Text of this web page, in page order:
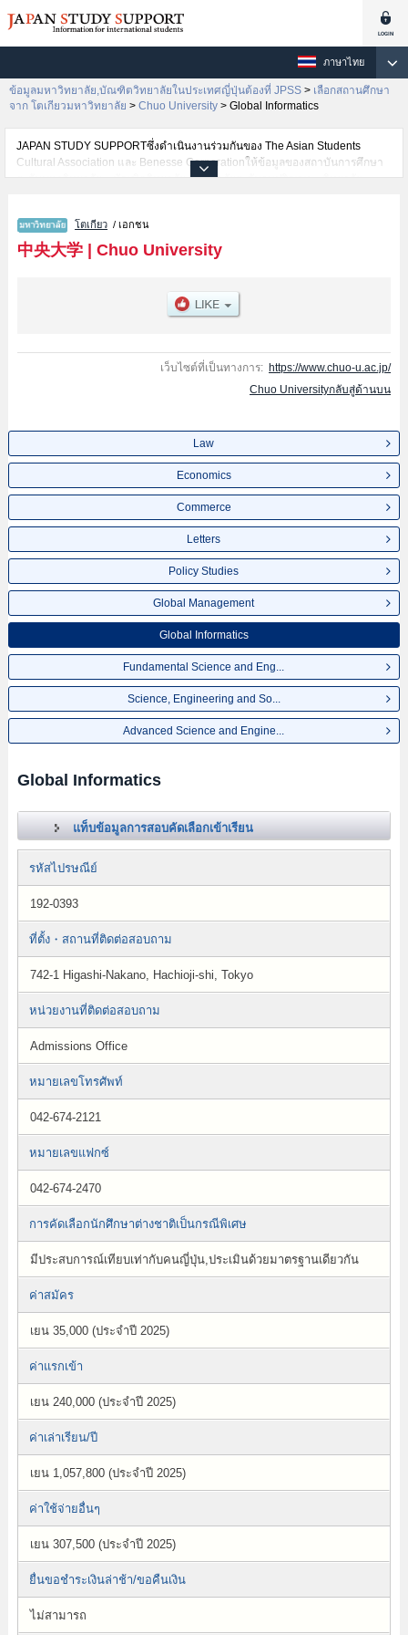
ภาษาไทย
ข้อมูลมหาวิทยาลัย,บัณฑิตวิทยาลัยในประเทศญี่ปุ่นต้องที่ JPSS > เลือกสถานศึกษา
จาก โตเกียวมหาวิทยาลัย > Chuo University > Global Informatics
JAPAN STUDY SUPPORTซึ่งดำเนินงานร่วมกันของ The Asian Students
Cultural Association และ Benesse Corporationให้ข้อมูลของสถาบันการศึกษา
ระดับมหาวิทยาลัย・บัณฑิตวิทยาลัย・วิทยาลัยระดับอนุปริญญา・วิทยาลัย
เช่นข้อมูลของแต่ละคณะ,ข้อมูลการสอบคัดเลือกเข้าศึกษาเช่นจำนวนคนที่รับ
สมัครหรือจำนวนคนที่ผ่านการสอบคัดเลือกเป็นต้น,แนะนำสถานที่,การเดินทาง
เป็นต้นไว้ด้วยดังนั้นขอเชิญใช้บริการค้นหาข้อมูลตามอัธยาศัย
โตเกียว / เอกชน
中央大学| Chuo University
เว็บไซต์ที่เป็นทางการ: https://www.chuo-u.ac.jp/
Chuo Universityกลับสู่ด้านบน
Law
Economics
Commerce
Letters
Policy Studies
Global Management
Global Informatics
Fundamental Science and Eng...
Science, Engineering and So...
Advanced Science and Engine...
Global Informatics
แท็บข้อมูลการสอบคัดเลือกเข้าเรียน
รหัสไปรษณีย์
192-0393
ที่ตั้ง・สถานที่ติดต่อสอบถาม
742-1 Higashi-Nakano, Hachioji-shi, Tokyo
หน่วยงานที่ติดต่อสอบถาม
Admissions Office
หมายเลขโทรศัพท์
042-674-2121
หมายเลขแฟกซ์
042-674-2470
การคัดเลือกนักศึกษาต่างชาติเป็นกรณีพิเศษ
มีประสบการณ์เทียบเท่ากับคนญี่ปุ่น,ประเมินด้วยมาตรฐานเดียวกัน
ค่าสมัคร
เยน 35,000 (ประจำปี 2025)
ค่าแรกเข้า
เยน 240,000 (ประจำปี 2025)
ค่าเล่าเรียน/ปี
เยน 1,057,800 (ประจำปี 2025)
ค่าใช้จ่ายอื่นๆ
เยน 307,500 (ประจำปี 2025)
ยื่นขอชำระเงินล่าช้า/ขอคืนเงิน
ไม่สามารถ